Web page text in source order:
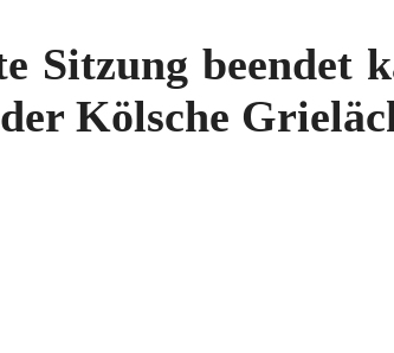
Sitzung beendet
Kölsche